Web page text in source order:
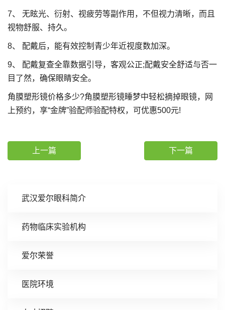
武汉爱尔眼科简介
药物临床实验机构
爱尔荣誉
医院环境
7、 无眩光、衍射、视疲劳等副作用，不但视力清晰，而且
视物舒服、持久。
8、 配戴后，能有效控制青少年近视度数加深。
9、 配戴复查全靠数据引导，客观公正;配戴安全舒适与否一
目了然，确保眼睛安全。
角膜塑形镜价格多少?角膜塑形镜睡梦中轻松摘掉眼镜，网
上预约，享“金牌”验配师验配特权，可优惠500元!
上一篇 下一篇